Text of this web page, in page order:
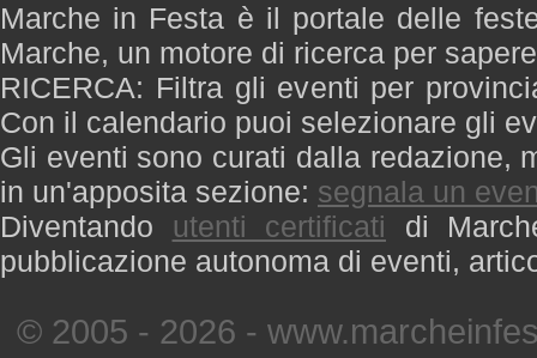
Marche in Festa è il portale delle
Marche, un motore di ricerca per
RICERCA: Filtra gli eventi per
Con il calendario puoi selezionare gli
Gli eventi sono curati dalla redazione,
in un'apposita sezione: segnala un
Diventando utenti certificati di
pubblicazione autonoma di eventi,
© 2005 - 2026 -